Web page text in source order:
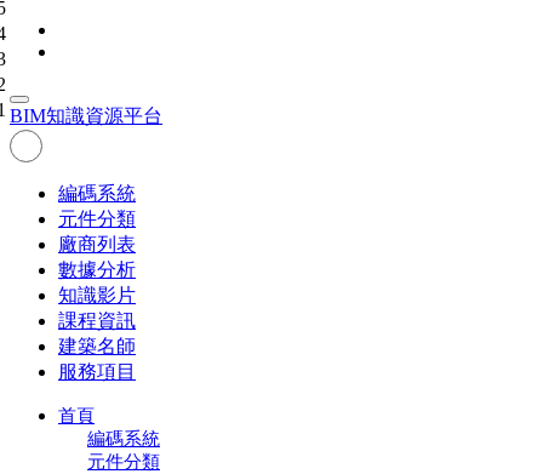
BIM知識資源平台
編碼系統
元件分類
廠商列表
數據分析
知識影片
課程資訊
建築名師
服務項目
首頁
編碼系統
元件分類